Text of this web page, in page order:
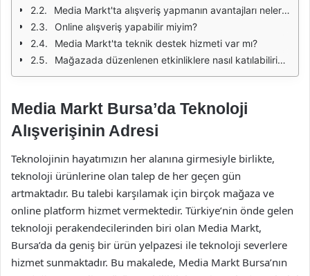
Media Markt'ta alışveriş yapmanın avantajları nelerdir?
Online alışveriş yapabilir miyim?
Media Markt'ta teknik destek hizmeti var mı?
Mağazada düzenlenen etkinliklere nasıl katılabilirim?
Media Markt Bursa’da Teknoloji
Alışverişinin Adresi
Teknolojinin hayatımızın her alanına girmesiyle birlikte,
teknoloji ürünlerine olan talep de her geçen gün
artmaktadır. Bu talebi karşılamak için birçok mağaza ve
online platform hizmet vermektedir. Türkiye’nin önde gelen
teknoloji perakendecilerinden biri olan Media Markt,
Bursa’da da geniş bir ürün yelpazesi ile teknoloji severlere
hizmet sunmaktadır. Bu makalede, Media Markt Bursa’nın